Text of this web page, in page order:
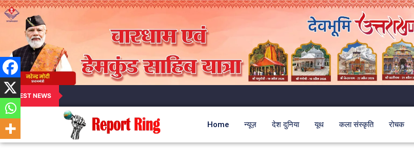
LATEST NEWS
Home न्यूज़ देश दुनिया यूथ कला संस्कृति रोचक